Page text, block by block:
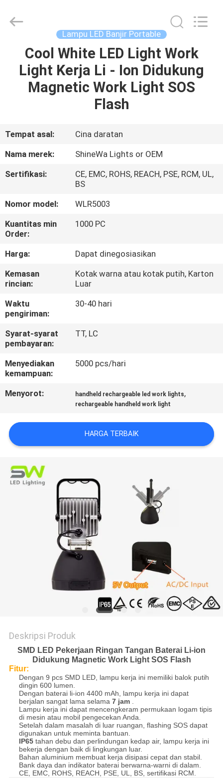
RUMAH
PRODUK
TENTANG
TUR
KONTROL
KUALITAS
KAMI
BERITA
KASUS-
KASUS
PETA
SITUS
KEBIJAKAN
PRIVASI
International
Trade
Lampu LED Banjir Portable
Cool White LED Light Work
Light Kerja Li - Ion Didukung
Magnetic Work Light SOS
Flash
Tempat asal:
Cina daratan
Nama merek:
ShineWa Lights or OEM
Sertifikasi:
CE, EMC, ROHS, REACH, PSE, RCM, UL,
BS
Nomor model:
WLR5003
Kuantitas min
Order:
1000 PC
Harga:
Dapat dinegosiasikan
Kemasan
rincian:
Kotak warna atau kotak putih, Karton
Luar
Waktu
pengiriman:
30-40 hari
Syarat-syarat
pembayaran:
TT, LC
Menyediakan
kemampuan:
5000 pcs/hari
Menyorot: handheld rechargeable led work lights,
rechargeable handheld work light
HARGA TERBAIK
Deskripsi Produk
SMD LED Pekerjaan Ringan Tangan Baterai Li-ion
Didukung Magnetic Work Light SOS Flash
Fitur:
Dengan 9 pcs SMD LED, lampu kerja ini memiliki balok putih
dingin 600 lumen.
Dengan baterai li-ion 4400 mAh, lampu kerja ini dapat
berjalan sangat lama selama 7 jam.
Lampu kerja ini dapat mencengkeram permukaan logam tipis
di mesin atau mobil pengecekan Anda.
Setelah dalam masalah di luar ruangan, flashing SOS dapat
digunakan untuk meminta bantuan.
IP65tahan debu dan perlindungan kedap air, lampu kerja ini
bekerja dengan baik di lingkungan luar.
Bahan aluminium membuat kerja disipasi cepat dan stabil.
Bank daya dan indikator baterai berwarna-warni di dalam.
CE, EMC, ROHS, REACH, PSE, UL, BS, sertifikasi RCM.